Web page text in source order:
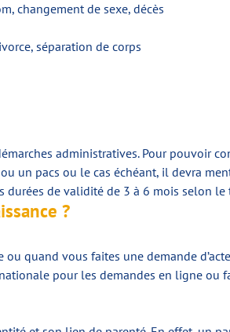
changement de sexe, décès
séparation de corps
administratives. Pour pouvoir
un pacs ou le cas échéant, il devra
de validité de 3 à 6 mois selon le
?
quand vous faites une demande
pour les demandes en ligne ou